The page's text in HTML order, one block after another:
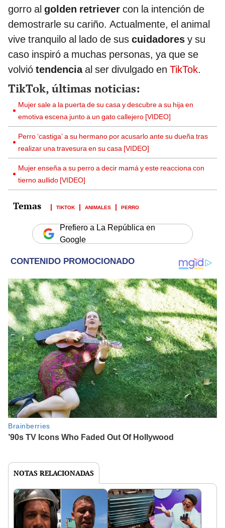
gorro al golden retriever con la intención de
demostrarle su cariño. Actualmente, el animal
vive tranquilo al lado de sus cuidadores y su
caso inspiró a muchas personas, ya que se
volvió tendenciaal ser divulgado en TikTok.
TikTok, últimas noticias:
Mujer sale a la puerta de su casa y descubre a su hija en
emotiva escena junto a un gato callejero [VIDEO]
Perro ‘castiga’ a su hermano por acusarlo ante su dueña tras
realizar una travesura en su casa [VIDEO]
Mujer enseña a su perro a decir mamá y este reacciona con
tierno aullido [VIDEO]
TIKTOK ANIMALES PERRO
Prefiero a La República en
Google
NOTAS RELACIONADAS